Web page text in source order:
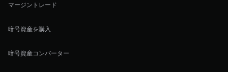
マージントレード
暗号資産を購入
暗号資産コンバーター